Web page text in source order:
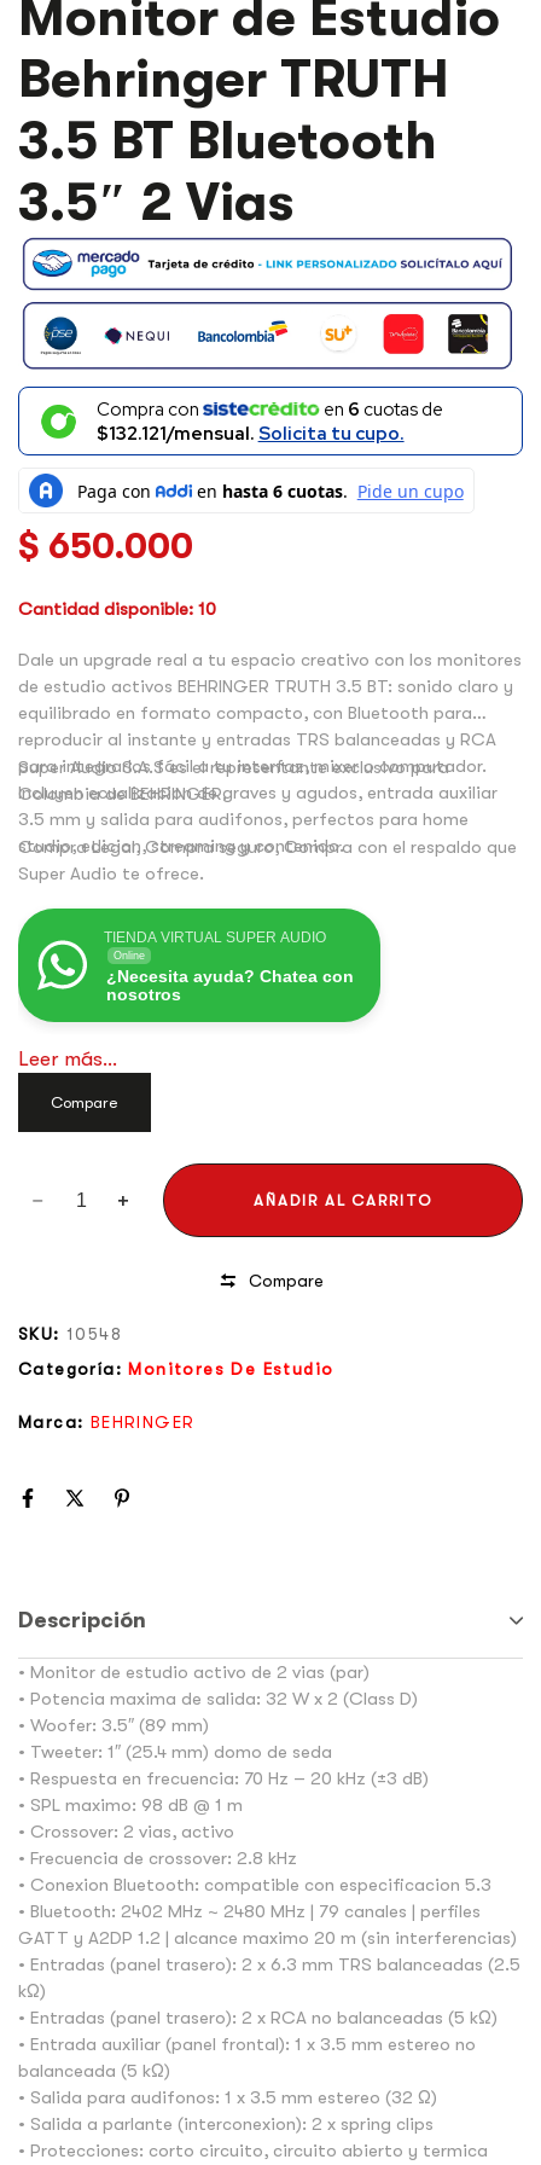
Monitor de Estudio
Behringer TRUTH
3.5 BT Bluetooth
3.5″ 2 Vias
Compra con en 6 cuotas de
$132.121/mensual. Solicita tu cupo.
$ 650.000
Cantidad disponible: 10
Dale un upgrade real a tu espacio creativo con los monitores
de estudio activos BEHRINGER TRUTH 3.5 BT: sonido claro y
equilibrado en formato compacto, con Bluetooth para
reproducir al instante y entradas TRS balanceadas y RCA
para integrarlos fácil a tu interfaz, mixer o computador.
Incluyen ecualizacion de graves y agudos, entrada auxiliar
3.5 mm y salida para audifonos, perfectos para home
studio, edicion, streaming y contenido.
Super Audio S.A.S es el representante exclusivo para
Colombia de BEHRINGER.
Compra Legal, Compra seguro, Compra con el respaldo que
Super Audio te ofrece.
TIENDA VIRTUAL SUPER AUDIO
Online
¿Necesita ayuda? Chatea con
nosotros
Leer más...
Compare
ESTUDIO
BEHRINGER
TRUTH
BT
BLUETOOTH
3.5"
VIAS
CANTIDAD
AÑADIR AL CARRITO
Compare
SKU: 10548
Categoría: Monitores De Estudio
Marca: BEHRINGER
Descripción
• Monitor de estudio activo de 2 vias (par)
• Potencia maxima de salida: 32 W x 2 (Class D)
• Woofer: 3.5″ (89 mm)
• Tweeter: 1″ (25.4 mm) domo de seda
• Respuesta en frecuencia: 70 Hz – 20 kHz (±3 dB)
• SPL maximo: 98 dB @ 1 m
• Crossover: 2 vias, activo
• Frecuencia de crossover: 2.8 kHz
• Conexion Bluetooth: compatible con especificacion 5.3
• Bluetooth: 2402 MHz ~ 2480 MHz | 79 canales | perfiles
GATT y A2DP 1.2 | alcance maximo 20 m (sin interferencias)
• Entradas (panel trasero): 2 x 6.3 mm TRS balanceadas (2.5
kΩ)
• Entradas (panel trasero): 2 x RCA no balanceadas (5 kΩ)
• Entrada auxiliar (panel frontal): 1 x 3.5 mm estereo no
balanceada (5 kΩ)
• Salida para audifonos: 1 x 3.5 mm estereo (32 Ω)
• Salida a parlante (interconexion): 2 x spring clips
• Protecciones: corto circuito, circuito abierto y termica